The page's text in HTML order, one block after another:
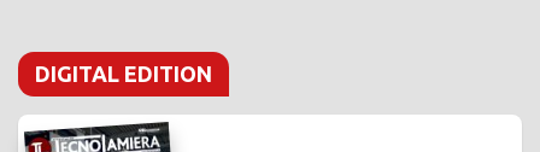
DIGITAL EDITION